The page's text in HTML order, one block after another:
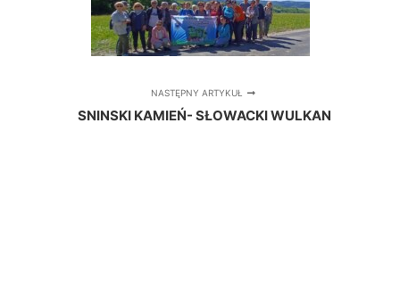
NASTĘPNY ARTYKUŁ
SNINSKI KAMIEŃ- SŁOWACKI WULKAN